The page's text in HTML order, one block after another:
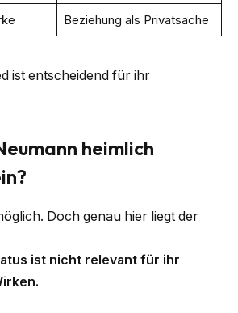
Beziehung als Privatsache
ist entscheidend für ihr
heimlich
Doch genau hier liegt der
ist nicht relevant für ihr